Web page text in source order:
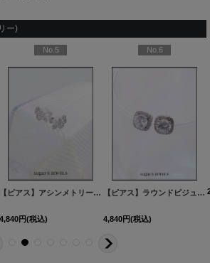
ー)
[NE337-260530-1]
[MG-PI402-GD-F ]
No.5
【ピアス】アシンメトリーバタフライビジューピアス【Fサイズ/1カラー】[OF02]
4,840円(税込)
No.6
【ピアス】ラウンドビジュースクエアピアス【Fサイズ/1カラー】[OF02]
4,840円(税込)